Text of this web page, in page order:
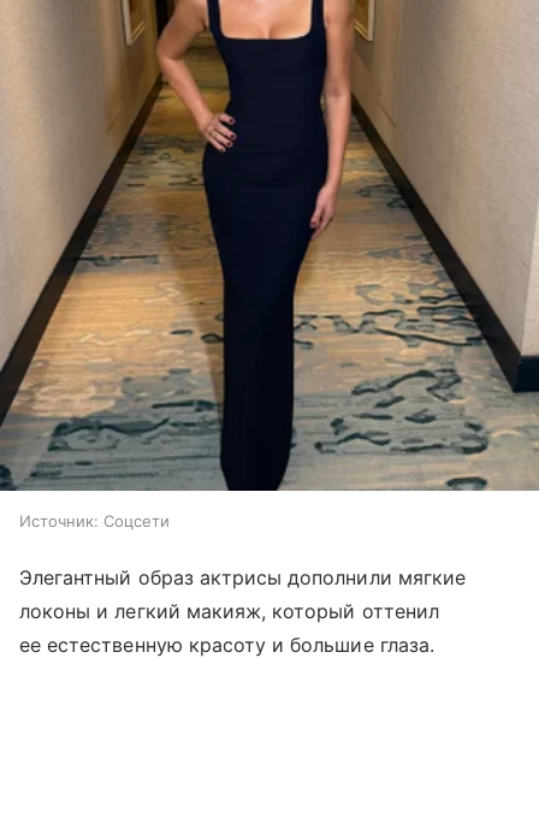
Источник: Соцсети
Элегантный образ актрисы дополнили мягкие
локоны и легкий макияж, который оттенил
ее естественную красоту и большие глаза.